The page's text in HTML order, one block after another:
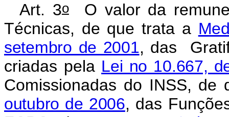
Art. 3oO valor da
Técnicas, de que trata a
setembro de 2001, das
criadas pela Lei no 10.667,
Comissionadas do INSS,
outubro de 2006, das